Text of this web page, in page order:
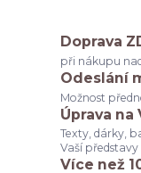
Doprava
při nákupu
Odeslání
Možnost
Úprava na
Texty, dárky,
Vaší představy
Více než